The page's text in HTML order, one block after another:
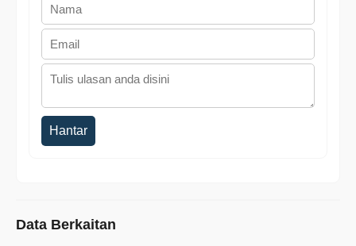
Hantar
Data Berkaitan